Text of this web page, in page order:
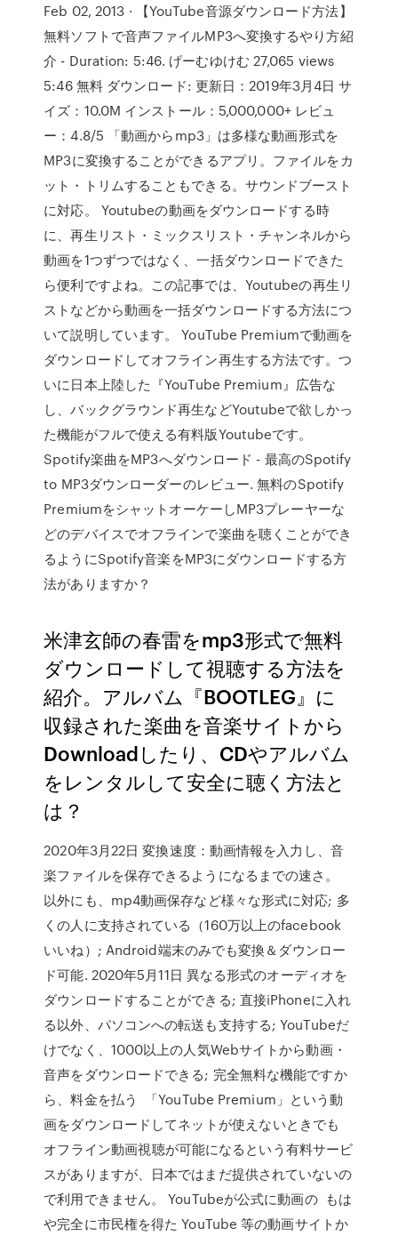
Feb 02, 2013 · 【YouTube音源ダウンロード方法】
無料ソフトで音声ファイルMP3へ変換するやり方紹
介 - Duration: 5:46. げーむゆけむ 27,065 views
5:46 無料 ダウンロード: 更新日：2019年3月4日 サ
イズ：10.0M インストール：5,000,000+ レビュ
ー：4.8/5 「動画からmp3」は多様な動画形式を
MP3に変換することができるアプリ。ファイルをカ
ット・トリムすることもできる。サウンドブースト
に対応。 Youtubeの動画をダウンロードする時
に、再生リスト・ミックスリスト・チャンネルから
動画を1つずつではなく、一括ダウンロードできた
ら便利ですよね。この記事では、Youtubeの再生リ
ストなどから動画を一括ダウンロードする方法につ
いて説明しています。 YouTube Premiumで動画を
ダウンロードしてオフライン再生する方法です。つ
いに日本上陸した『YouTube Premium』広告な
し、バックグラウンド再生などYoutubeで欲しかっ
た機能がフルで使える有料版Youtubeです。
Spotify楽曲をMP3へダウンロード - 最高のSpotify
to MP3ダウンローダーのレビュー. 無料のSpotify
PremiumをシャットオーケーしMP3プレーヤーな
どのデバイスでオフラインで楽曲を聴くことができ
るようにSpotify音楽をMP3にダウンロードする方
法がありますか？
米津玄師の春雷をmp3形式で無料
ダウンロードして視聴する方法を
紹介。アルバム『BOOTLEG』に
収録された楽曲を音楽サイトから
Downloadしたり、CDやアルバム
をレンタルして安全に聴く方法と
は？
2020年3月22日 変換速度：動画情報を入力し、音
楽ファイルを保存できるようになるまでの速さ。
以外にも、mp4動画保存など様々な形式に対応; 多
くの人に支持されている（160万以上のfacebook
いいね）; Android端末のみでも変換＆ダウンロー
ド可能. 2020年5月11日 異なる形式のオーディオを
ダウンロードすることができる; 直接iPhoneに入れ
る以外、パソコンへの転送も支持する; YouTubeだ
けでなく、1000以上の人気Webサイトから動画・
音声をダウンロードできる; 完全無料な機能ですか
ら、料金を払う 「YouTube Premium」という動
画をダウンロードしてネ⁠ッ⁠ト⁠が使⁠え⁠な⁠い⁠と⁠き⁠で⁠も
オ⁠フ⁠ラ⁠イ⁠ン動画視⁠聴が可能になる⁠という有料サービ
スがありますが、日本ではまだ提供されていないの
で利用できません。 YouTubeが公式に動画の もは
や完全に市民権を得た YouTube 等の動画サイトか